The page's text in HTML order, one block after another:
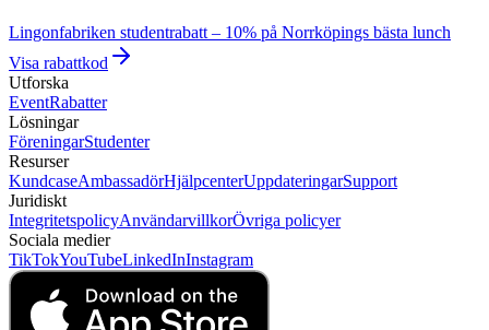
Lingonfabriken studentrabatt – 10% på Norrköpings bästa lunch
Visa rabattkod
Utforska
EventRabatter
Lösningar
FöreningarStudenter
Resurser
KundcaseAmbassadörHjälpcenterUppdateringarSupport
Juridiskt
IntegritetspolicyAnvändarvillkorÖvriga policyer
Sociala medier
TikTokYouTubeLinkedInInstagram